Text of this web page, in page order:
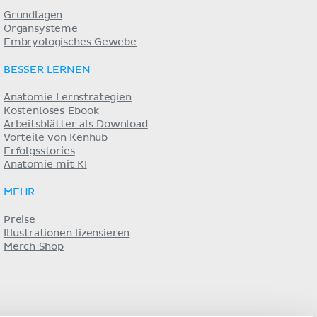
Grundlagen
Organsysteme
Embryologisches Gewebe
BESSER LERNEN
Anatomie Lernstrategien
Kostenloses Ebook
Arbeitsblätter als Download
Vorteile von Kenhub
Erfolgsstories
Anatomie mit KI
MEHR
Preise
Illustrationen lizensieren
Merch Shop